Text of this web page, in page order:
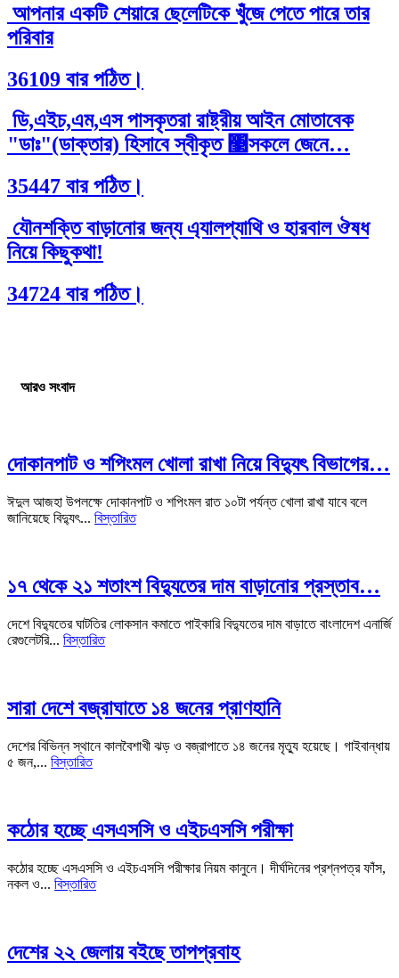
আপনার একটি শেয়ারে ছেলেটিকে খুঁজে পেতে পারে তার
পরিবার
36109 বার পঠিত।
ডি,এইচ,এম,এস পাসকৃতরা রাষ্ট্রীয় আইন মোতাবেক
"ডাঃ"(ডাক্তার) হিসাবে স্বীকৃত ঳সকলে জেনে…
35447 বার পঠিত।
যৌনশক্তি বাড়ানোর জন্য এ্যালপ্যাথি ও হারবাল ঔষধ
নিয়ে কিছুকথা!
34724 বার পঠিত।
আরও সংবাদ
দোকানপাট ও শপিংমল খোলা রাখা নিয়ে বিদ্যুৎ বিভাগের…
ঈদুল আজহা উপলক্ষে দোকানপাট ও শপিংমল রাত ১০টা পর্যন্ত খোলা রাখা যাবে বলে
জানিয়েছে বিদ্যুৎ... বিস্তারিত
১৭ থেকে ২১ শতাংশ বিদ্যুতের দাম বাড়ানোর প্রস্তাব…
দেশে বিদ্যুতের ঘাটতির লোকসান কমাতে পাইকারি বিদ্যুতের দাম বাড়াতে বাংলাদেশ এনার্জি
রেগুলেটরি... বিস্তারিত
সারা দেশে বজ্রাঘাতে ১৪ জনের প্রাণহানি
দেশের বিভিন্ন স্থানে কালবৈশাখী ঝড় ও বজ্রাপাতে ১৪ জনের মৃত্যু হয়েছে। গাইবান্ধায়
৫ জন,... বিস্তারিত
কঠোর হচ্ছে এসএসসি ও এইচএসসি পরীক্ষা
কঠোর হচ্ছে এসএসসি ও এইচএসসি পরীক্ষার নিয়ম কানুনে। দীর্ঘদিনের প্রশ্নপত্র ফাঁস,
নকল ও... বিস্তারিত
দেশের ২২ জেলায় বইছে তাপপ্রবাহ